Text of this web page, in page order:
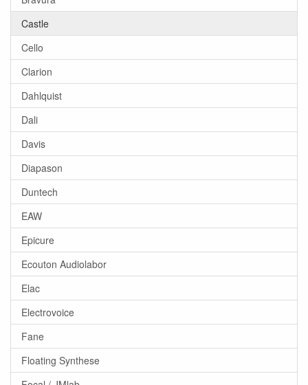
Castle
Cello
Clarion
Dahlquist
Dali
Davis
Diapason
Duntech
EAW
Epicure
Ecouton Audiolabor
Elac
Electrovoice
Fane
Floating Synthese